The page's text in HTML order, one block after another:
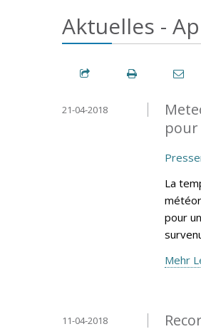
Aktuelles -
pour
21-04-2018
La
pour
Mehr
11-04-2018